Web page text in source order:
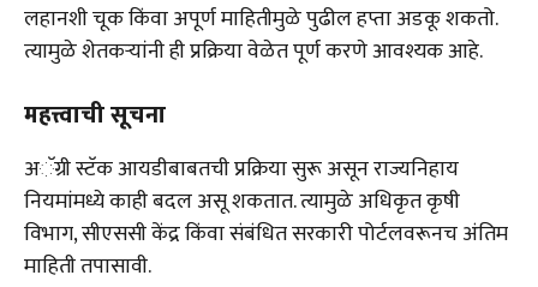
लहानशी चूक किंवा अपूर्ण माहितीमुळे पुढील हप्ता अडकू शकतो.
त्यामुळे शेतकऱ्यांनी ही प्रक्रिया वेळेत पूर्ण करणे आवश्यक आहे.
महत्त्वाची सूचना
अॅग्री स्टॅक आयडीबाबतची प्रक्रिया सुरू असून राज्यनिहाय
नियमांमध्ये काही बदल असू शकतात. त्यामुळे अधिकृत कृषी
विभाग, सीएससी केंद्र किंवा संबंधित सरकारी पोर्टलवरूनच अंतिम
माहिती तपासावी.